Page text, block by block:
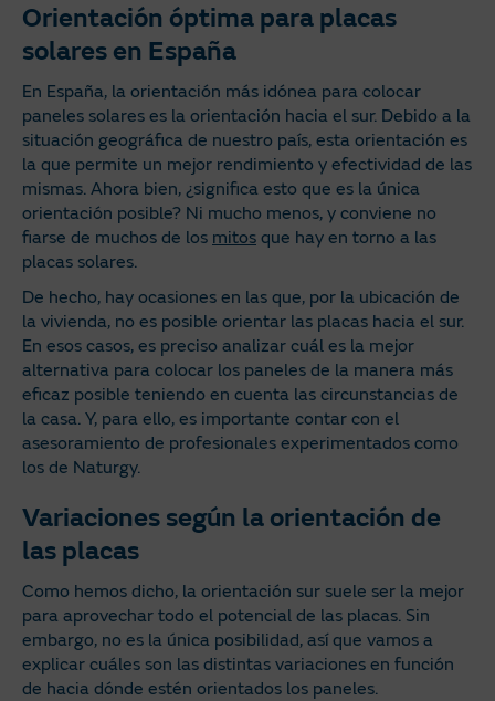
Orientación óptima para placas
solares en España
En España, la orientación más idónea para colocar
paneles solares es la orientación hacia el sur. Debido a la
situación geográfica de nuestro país, esta orientación es
la que permite un mejor rendimiento y efectividad de las
mismas. Ahora bien, ¿significa esto que es la única
orientación posible? Ni mucho menos, y conviene no
fiarse de muchos de los mitos que hay en torno a las
placas solares.
De hecho, hay ocasiones en las que, por la ubicación de
la vivienda, no es posible orientar las placas hacia el sur.
En esos casos, es preciso analizar cuál es la mejor
alternativa para colocar los paneles de la manera más
eficaz posible teniendo en cuenta las circunstancias de
la casa. Y, para ello, es importante contar con el
asesoramiento de profesionales experimentados como
los de Naturgy.
Variaciones según la orientación de
las placas
Como hemos dicho, la orientación sur suele ser la mejor
para aprovechar todo el potencial de las placas. Sin
embargo, no es la única posibilidad, así que vamos a
explicar cuáles son las distintas variaciones en función
de hacia dónde estén orientados los paneles.